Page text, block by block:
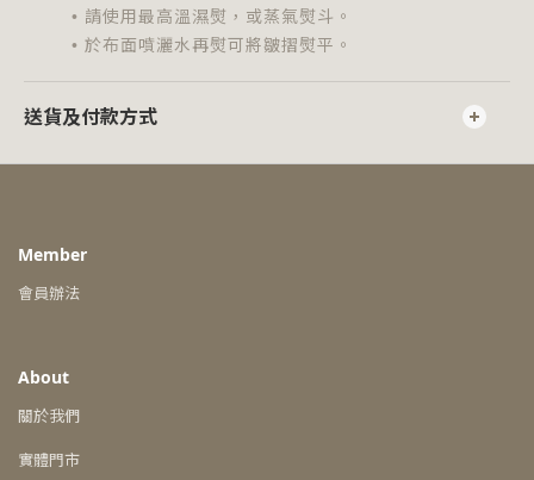
• 請使用最高溫濕熨，或蒸氣熨斗。
• 於布面噴灑水再熨可將皺摺熨平。
送貨及付款方式
Member
會員辦法
About
關於我們
實體門市